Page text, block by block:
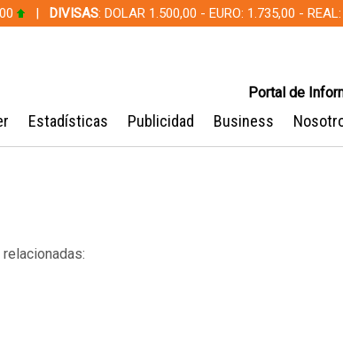
| DIVISAS: DOLAR 1.500,00 - EURO: 1.735,00 -
Portal de
Estadísticas Publicidad Business